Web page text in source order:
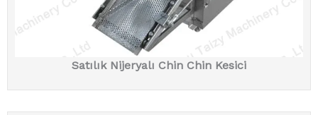
Satılık Nijeryalı Chin Chin Kesici